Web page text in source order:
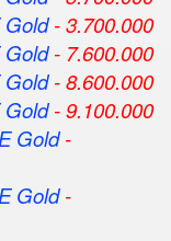
Gold- 3.700.000
Gold- 7.600.000
Gold- 8.600.000
Gold- 9.100.000
Gold-
Gold-